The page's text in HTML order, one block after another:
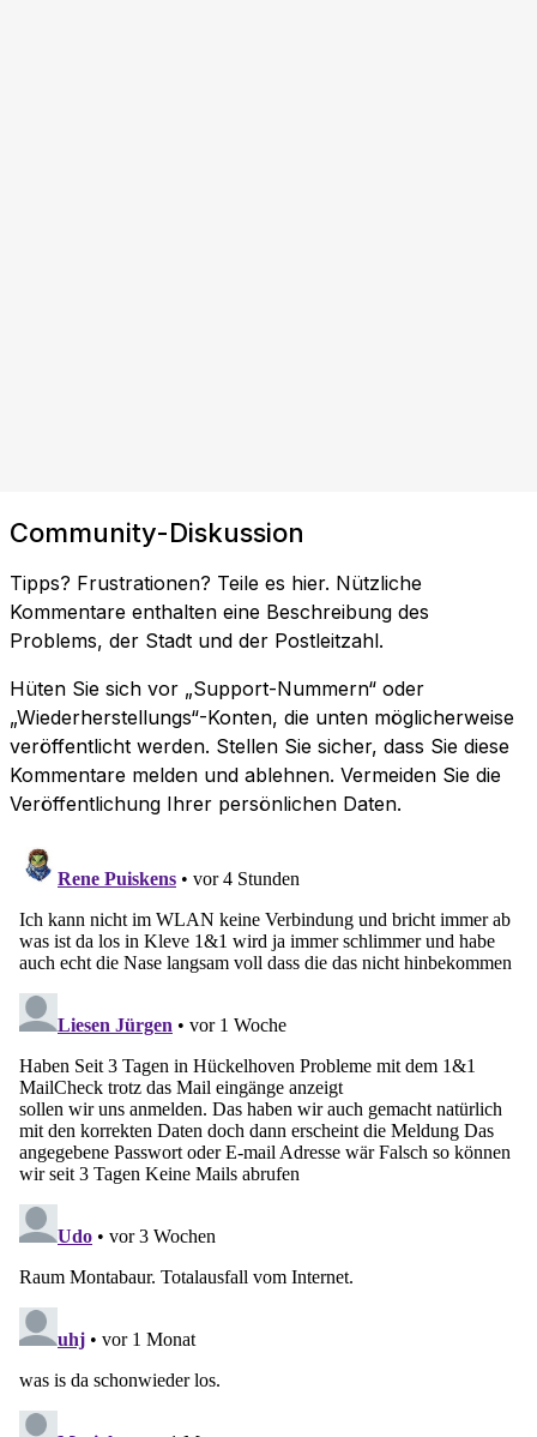
Community-Diskussion
Tipps? Frustrationen? Teile es hier. Nützliche
Kommentare enthalten eine Beschreibung des
Problems, der Stadt und der Postleitzahl.
Hüten Sie sich vor „Support-Nummern“ oder
„Wiederherstellungs“-Konten, die unten möglicherweise
veröffentlicht werden. Stellen Sie sicher, dass Sie diese
Kommentare melden und ablehnen. Vermeiden Sie die
Veröffentlichung Ihrer persönlichen Daten.